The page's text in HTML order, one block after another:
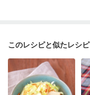
このレシピと似たレシピ